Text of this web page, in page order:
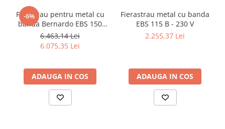
Instrumente de decupare
metalelor
Instrumente de frezat
Instrumente de găurit
Accesorii utilaje
Accesorii masini de gaurit si frezat
Accesorii pentru ferastraie
mecanice cu banda si disc
-6%
Ferastrau pentru metal cu
banda Bernardo EBS 150
GC
6.463,14 Lei
6.075,35 Lei
ADAUGA IN COS
Fierastrau metal cu banda
EBS 115 B - 230 V
2.255,37 Lei
ADAUGA IN COS